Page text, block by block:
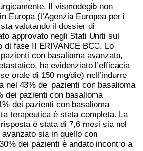
Il vismodegib non
Europa (l’Agenzia Europea per i
valutando il dossier di
approvato negli Stati Uniti sui
di fase II ERIVANCE BCC. Lo
con basalioma avanzato,
ha evidenziato l’efficacia
orale di 150 mg/die) nell’indurre
nel 43% dei pazienti con basalioma
dei pazienti con basalioma
dei pazienti con basalioma
terapeutica è stata completa. La
è stata di 7,6 mesi sia nel
sia in quello con
dei pazienti è andato incontro a